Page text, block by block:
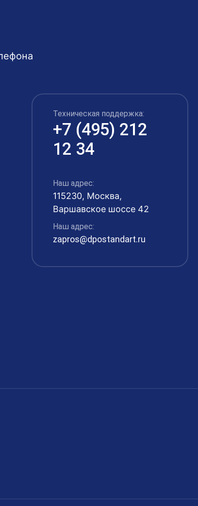
Техническая поддержка:
+7 (495) 212
12 34
Наш адрес:
115230, Москва,
Варшавское шоссе 42
Наш адрес:
zapros@dpostandart.ru